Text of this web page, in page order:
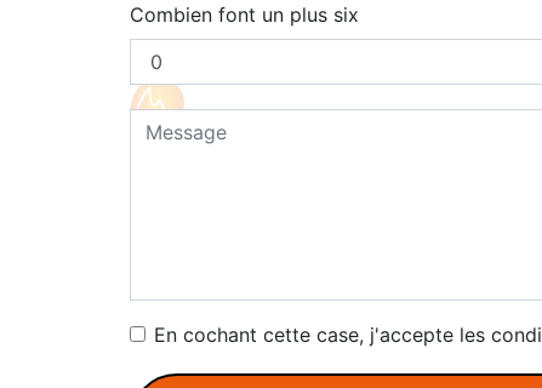
Combien font un plus six
En cochant cette case, j'accepte les